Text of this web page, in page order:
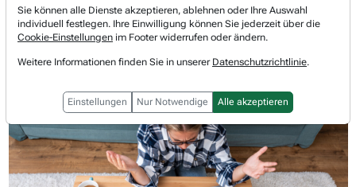
Alphabet Watchlist
Google schlägt neue
Anpassungen der Suchergebnisse in
Europa vor
Sie können alle Dienste akzeptieren, ablehnen oder Ihre Auswahl
individuell festlegen. Ihre Einwilligung können Sie jederzeit über die
Cookie-Einstellungen im Footer widerrufen oder ändern.
Weitere Informationen finden Sie in unserer Datenschutzrichtlinie.
Einstellungen Nur Notwendige Alle akzeptieren